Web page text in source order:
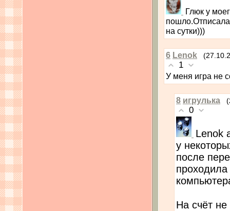
Глюк у
на сутки)))
6 Lenok
1
У меня игра не
8 игрулька
0
Lenok
у
после
проходила
На счёт не